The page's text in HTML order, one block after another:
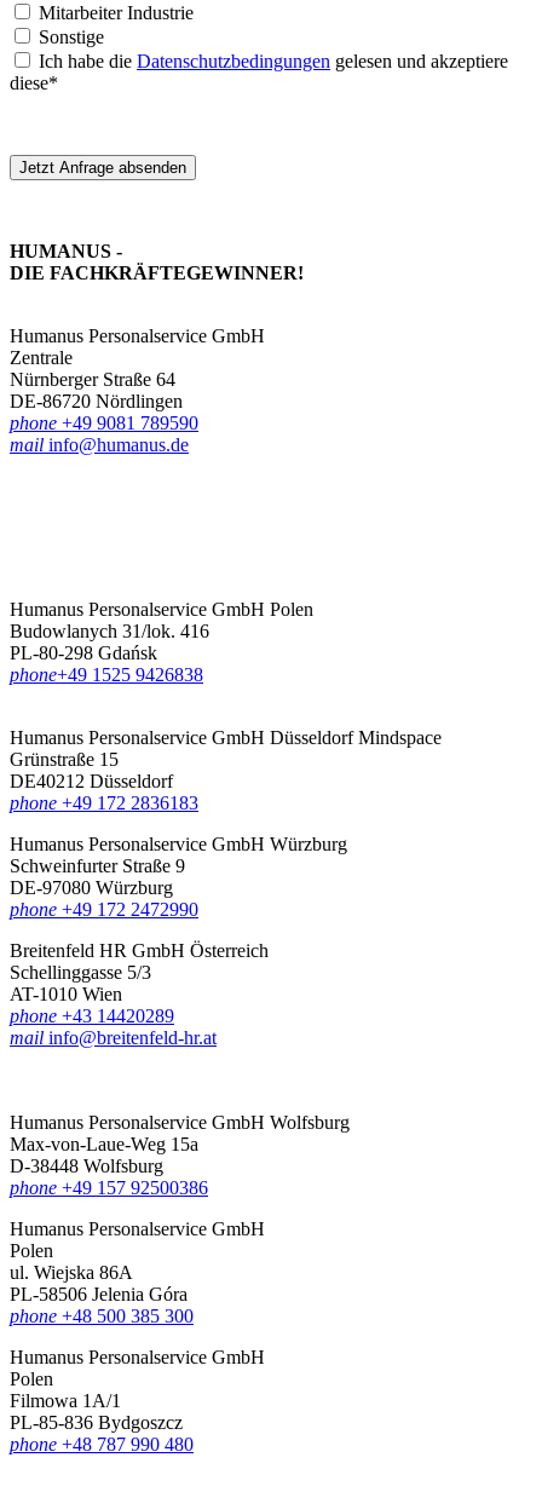
Mitarbeiter Industrie
Sonstige
Ich habe die Datenschutzbedingungen gelesen und akzeptiere
diese*
Jetzt Anfrage absenden
HUMANUS -
DIE FACHKRÄFTE­GEWINNER!
Humanus Personalservice GmbH
Zentrale
Nürnberger Straße 64
DE-86720 Nördlingen
phone +49 9081 789590
mail info@humanus.de
Humanus Personalservice GmbH Polen
Budowlanych 31/lok. 416
PL-80-298 Gdańsk
phone‪+49 1525 9426838‬
Humanus Personalservice GmbH DüsseldorfMindspace
Grünstraße 15
DE40212 Düsseldorf
phone +49 172 2836183‬
Humanus Personalservice GmbH Würzburg
Schweinfurter Straße 9
DE-97080 Würzburg
phone +49 172 2472990
Breitenfeld HR GmbH Österreich
Schellinggasse 5/3
AT-1010 Wien
phone +43 14420289
mail info@breitenfeld-hr.at
Humanus Personalservice GmbH Wolfsburg
Max-von-Laue-Weg 15a
D-38448 Wolfsburg
phone +49 157 92500386
Humanus Personalservice GmbH
Polen
ul. Wiejska 86A
PL-58506 Jelenia Góra
phone +48 500 385 300
Humanus Personalservice GmbH
Polen
Filmowa 1A/1
PL-85-836 Bydgoszcz
phone +48 787 990 480